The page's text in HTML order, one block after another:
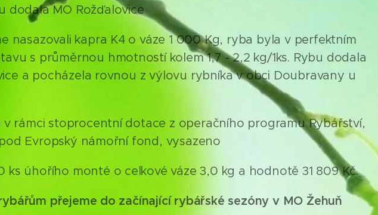
dodala MO Rožďalovice
nasazovali kapra K4 o váze 1 000 Kg, ryba byla v perfektním
s průměrnou hmotností kolem 1,7 - 2,2 kg/1ks. Rybu dodala
a pocházela rovnou z výlovu rybníka v obci Doubravany u
v rámci stoprocentní dotace z operačního programu Rybářství,
Evropský námořní fond, vysazeno
ks úhořího monté o celkové váze 3,0 kg a hodnotě 31 809 Kč.
přejeme do začínající rybářské sezóny v MO Žehuň